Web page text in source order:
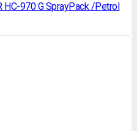
HC-970 G SprayPack /Petrol